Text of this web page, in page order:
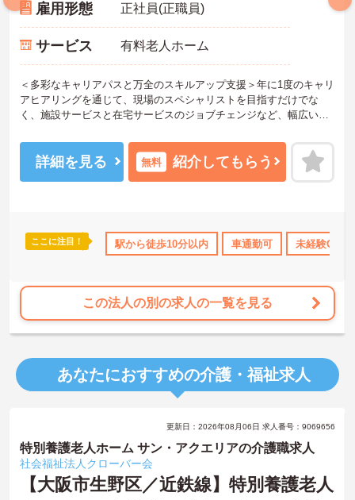
育児補助 年間休日110日以上 ブランクOK 資格取得サポート
雇用形態 正社員(正職員)
サービス 有料老人ホーム
＜多彩なキャリアパスと万全のスキルアップ支援＞年に1度のキャリ
アヒアリングを通じて、現場のスペシャリストを目指すだけでな
く、施設サービスと在宅サービスのジョブチェンジなど、幅広い経
＜プライベートも充実させる嬉しい福利厚生＞仕事の疲れを癒やす
ための制度も充実しています。各地のレジャー施設や宿泊が最大8
0％オフになる優待制度や、勤続5年ごとの「特別連続有給休暇（5
＜＜ICT導入が進む効率的な現場で、身体的負担を減らしケアに専念
＞スマホ記録や睡眠測定センサー等の導入で月400時間の生産性向上
詳細を見る 無料 紹介してもらう
ここに注目！ 駅から徒歩10分以内 車通勤可 未経験OK
この法人の別の求人の一覧を見る
あなたにおすすめの介護・福祉求人
更新日：2026年08月06日 求人番号：9069656
特別養護老人ホーム サン・アクエリアの介護職求人
社会福祉法人クローバー会
【大阪市生野区／近鉄線】特別養護老人